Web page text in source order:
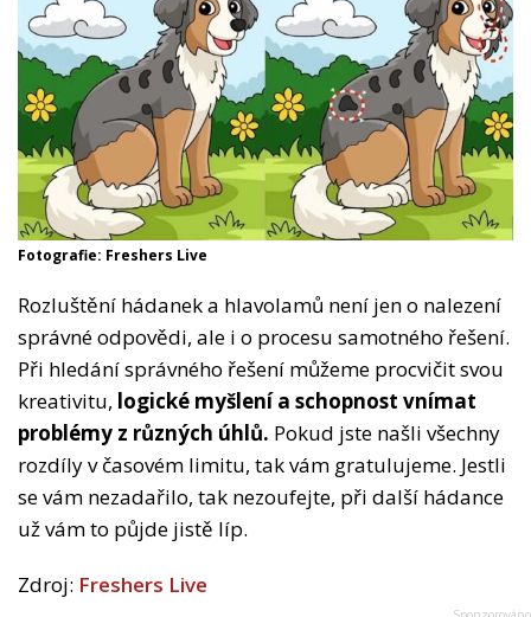
Fotografie: Freshers Live
Rozluštění hádanek a hlavolamů není jen o nalezení
správné odpovědi, ale i o procesu samotného řešení.
Při hledání správného řešení můžeme procvičit svou
kreativitu, logické myšlení a schopnost vnímat
problémy z různých úhlů. Pokud jste našli všechny
rozdíly v časovém limitu, tak vám gratulujeme. Jestli
se vám nezadařilo, tak nezoufejte, při další hádance
už vám to půjde jistě líp.
Zdroj: Freshers Live